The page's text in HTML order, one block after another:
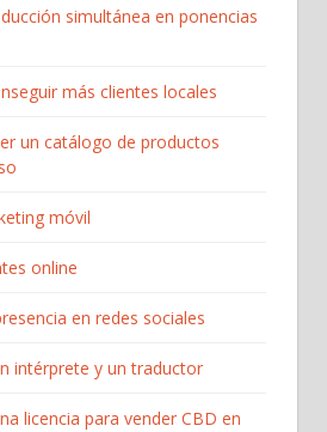
simultánea en ponencias
más clientes locales
un catálogo de productos
móvil
online
en redes sociales
intérprete y un traductor
licencia para vender CBD en